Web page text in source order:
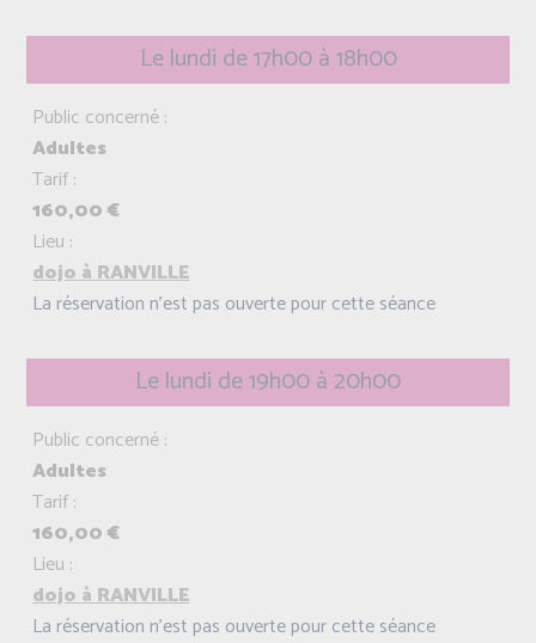
Le lundi de 17h00 à 18h00
Public concerné :
Adultes
Tarif :
160,00 €
Lieu :
dojo à RANVILLE
La réservation n'est pas ouverte pour cette séance
Le lundi de 19h00 à 20h00
Public concerné :
Adultes
Tarif :
160,00 €
Lieu :
dojo à RANVILLE
La réservation n'est pas ouverte pour cette séance